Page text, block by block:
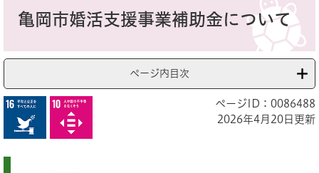
亀岡市婚活支援事業補助金について
ページ内目次
ページID：0086488
2026年4月20日更新